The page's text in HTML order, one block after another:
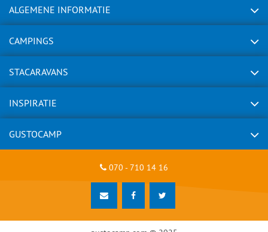
ALGEMENE INFORMATIE
CAMPINGS
STACARAVANS
INSPIRATIE
GUSTOCAMP
070 - 710 14 16